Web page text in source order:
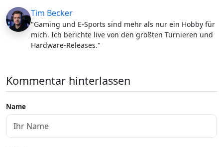
Tim Becker
"Gaming und E-Sports sind mehr als nur ein Hobby für
mich. Ich berichte live von den größten Turnieren und
Hardware-Releases."
Kommentar hinterlassen
Name